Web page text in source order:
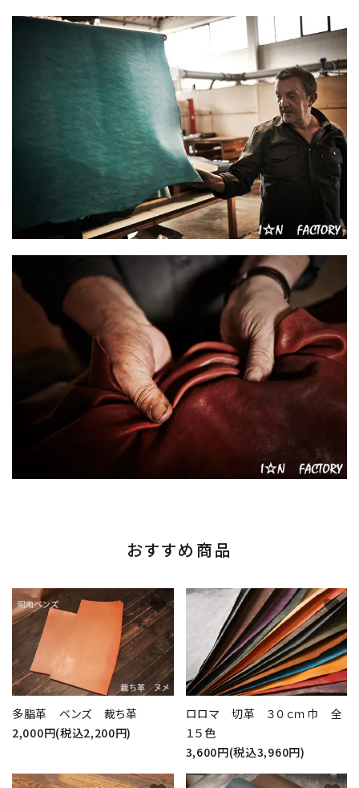
おすすめ商品
多脂革 ベンズ 裁ち革
2,000円(税込2,200円)
favorite
ロロマ 切革 ３０ｃｍ巾 全
１５色
3,600円(税込3,960円)
favorite